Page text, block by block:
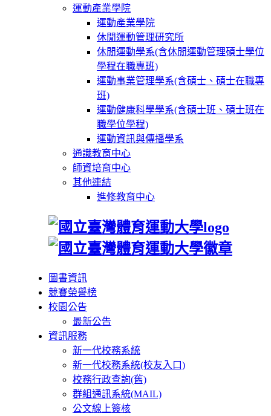
運動產業學院
運動產業學院
休閒運動管理研究所
休閒運動學系(含休閒運動管理碩士學位
學程在職專班)
運動事業管理學系(含碩士、碩士在職專
班)
運動健康科學學系(含碩士班、碩士班在
職學位學程)
運動資訊與傳播學系
通識教育中心
師資培育中心
其他連結
進修教育中心
圖書資訊
競賽榮譽榜
校園公告
最新公告
資訊服務
新一代校務系統
新一代校務系統(校友入口)
校務行政查詢(舊)
群組通訊系統(MAIL)
公文線上簽核